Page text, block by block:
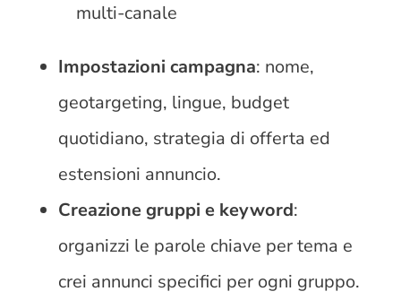
multi-canale
Impostazioni campagna: nome,
geotargeting, lingue, budget
quotidiano, strategia di offerta ed
estensioni annuncio.
Creazione gruppi e keyword:
organizzi le parole chiave per tema e
crei annunci specifici per ogni gruppo.